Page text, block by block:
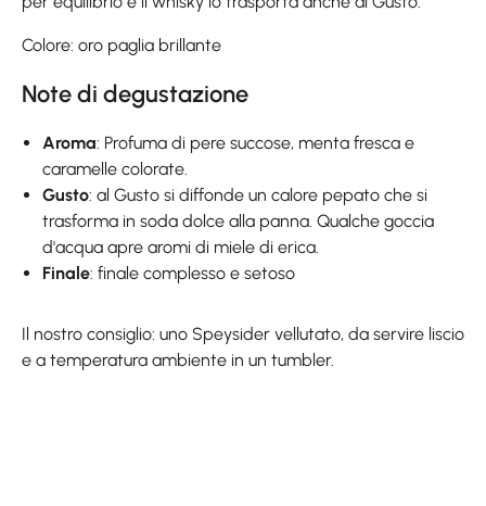
Colore: oro paglia brillante
Note di degustazione
Aroma: Profuma di pere succose, menta fresca e
caramelle colorate.
Gusto: al Gusto si diffonde un calore pepato che si
trasforma in soda dolce alla panna. Qualche goccia
d'acqua apre aromi di miele di erica.
Finale: finale complesso e setoso
Il nostro consiglio: uno Speysider vellutato, da servire liscio
e a temperatura ambiente in un tumbler.